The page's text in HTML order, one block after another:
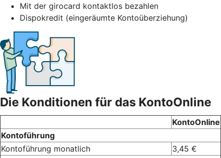
Mit der girocard kontaktlos bezahlen
Dispokredit (eingeräumte Kontoüberziehung)
Die Konditionen für das KontoOnline
KontoOnline
Kontoführung
Kontoführung monatlich
3,45 €